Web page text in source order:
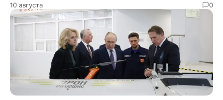
10 августа 0